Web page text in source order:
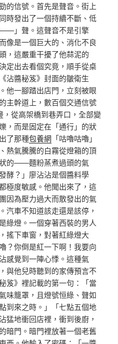
的信號。首先是聲音。街上
時發出了一個持續不斷、低
」聲。這聲音不是引擎
像是一個巨大的、消化不良
，這嚴重干擾了他蒜泥的
定出去看個究竟，順手從桌
沾醬秘笈》封面的皺衛生
他一腳踏出店門，立刻被眼
主幹道上，數百個交通信號
，從高架橋到巷弄口，全部變
，而是固定在「通行」的狀
了那種包養網 「咕嚕咕嚕」
熱氣騰騰的白霧從燈箱的頂
的——麵粉蒸煮過頭的氣
酵？」廖沾沾是個醬料學
極度敏感。他聞出來了，這
因為壓力過大而散發出的氣
汽車不知道該走還是該停，
綠燈。一個穿著西裝的男人
搖下車窗，對著紅綠燈大
？你倒是紅一下啊！我要向
感覺到一陣心悸。這種氣
與他兒時聽到的家傳預言不
笈》裡記載的第一句：「當
味籠罩，且燈號恒綠、聲如
到來之時。」「七點五個地
地衝回店裡，衝到後廚，
暗門。暗門裡放著一個老舊